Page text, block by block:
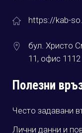
https://kab-
бул. Христо
11, офис 1112
Полезни
Често задавани
Лични данни и